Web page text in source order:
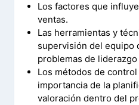
Los factores que
ventas.
Las herramientas y
supervisión del equipo
problemas de
Los métodos de
importancia de la
valoración dentro del